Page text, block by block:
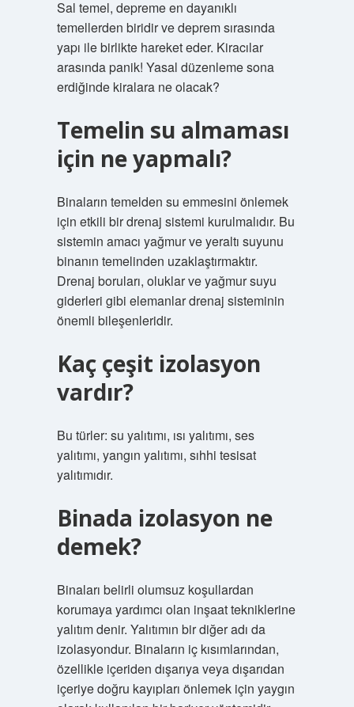
Sal temel, depreme en dayanıklı
temellerden biridir ve deprem sırasında
yapı ile birlikte hareket eder. Kiracılar
arasında panik! Yasal düzenleme sona
erdiğinde kiralara ne olacak?
Temelin su almaması
için ne yapmalı?
Binaların temelden su emmesini önlemek
için etkili bir drenaj sistemi kurulmalıdır. Bu
sistemin amacı yağmur ve yeraltı suyunu
binanın temelinden uzaklaştırmaktır.
Drenaj boruları, oluklar ve yağmur suyu
giderleri gibi elemanlar drenaj sisteminin
önemli bileşenleridir.
Kaç çeşit izolasyon
vardır?
Bu türler: su yalıtımı, ısı yalıtımı, ses
yalıtımı, yangın yalıtımı, sıhhi tesisat
yalıtımıdır.
Binada izolasyon ne
demek?
Binaları belirli olumsuz koşullardan
korumaya yardımcı olan inşaat tekniklerine
yalıtım denir. Yalıtımın bir diğer adı da
izolasyondur. Binaların iç kısımlarından,
özellikle içeriden dışarıya veya dışarıdan
içeriye doğru kayıpları önlemek için yaygın